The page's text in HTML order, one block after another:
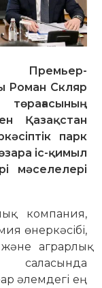
Премьер-
Роман Скляр
Қазақстан
парк
іс-қимыл
мәселелері
компания,
өнеркәсібі,
аграрлық
әлемдегі ең